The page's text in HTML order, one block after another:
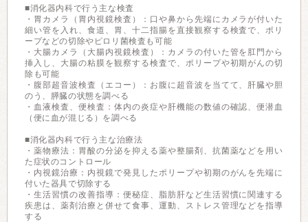
■消化器内科で行う主な検査
・胃カメラ（胃内視鏡検査）：口や鼻から先端にカメラが付いた
細い管を入れ、食道、胃、十二指腸を直接観察する検査で、ポリ
ープなどの切除やピロリ菌検査も可能
・大腸カメラ（大腸内視鏡検査）：カメラの付いた管を肛門から
挿入し、大腸の粘膜を観察する検査で、ポリープや初期がんの切
除も可能
・腹部超音波検査（エコー）：お腹に超音波を当てて、肝臓や胆
のう、膵臓の状態を調べる
・血液検査、便検査：体内の炎症や肝機能の数値の確認、便潜血
（便に血が混じる）を調べる
■消化器内科で行う主な治療法
・薬物療法：胃酸の分泌を抑える薬や整腸剤、抗菌薬などを用い
た症状のコントロール
・内視鏡治療：内視鏡で発見したポリープや初期のがんを先端に
付いた器具で切除する
・生活習慣の改善指導：便秘症、脂肪肝など生活習慣に関連する
疾患は、薬剤治療と併せて食事、運動、ストレス管理などを指導
する